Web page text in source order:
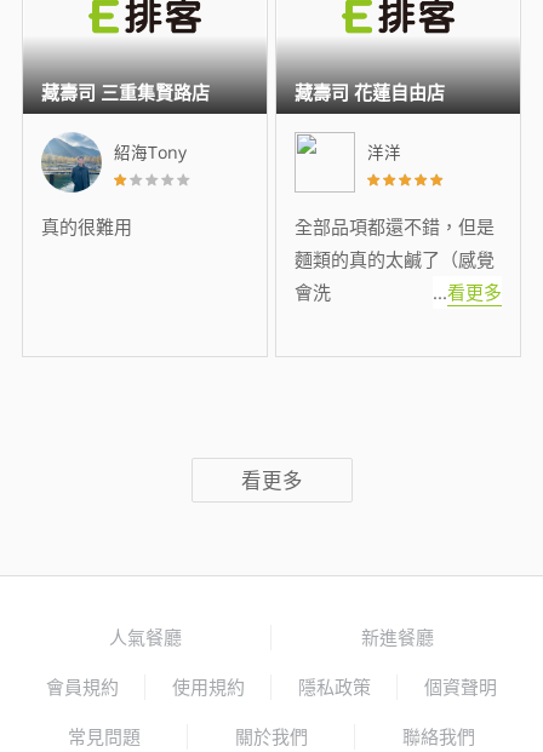
紹海Tony
真的很難用
藏壽司 三重集賢路店
洋洋
全部品項都還不錯，但是
麵類的真的太鹹了（感覺
會洗
...看更多
藏壽司 花蓮自由店
看更多
人氣餐廳 新進餐廳
會員規約 使用規約 隱私政策 個資聲明
常見問題 關於我們 聯絡我們